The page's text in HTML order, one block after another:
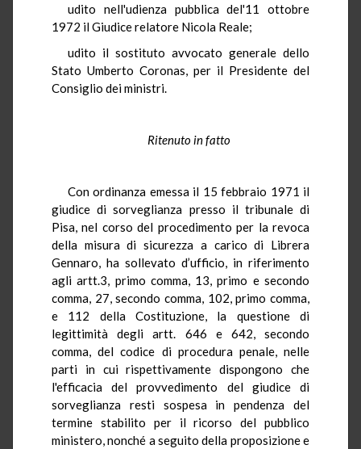
udito nell'udienza pubblica del'11 ottobre
1972 il Giudice relatore Nicola Reale;
udito il sostituto avvocato generale dello
Stato Umberto Coronas, per il Presidente del
Consiglio dei ministri.
Ritenuto in fatto
Con ordinanza emessa il 15 febbraio 1971 il
giudice di sorveglianza presso il tribunale di
Pisa, nel corso del procedimento per la revoca
della misura di sicurezza a carico di Librera
Gennaro, ha sollevato d’ufficio, in riferimento
agli artt.3, primo comma, 13, primo e secondo
comma, 27, secondo comma, 102, primo comma,
e 112 della Costituzione, la questione di
legittimità degli artt. 646 e 642, secondo
comma, del codice di procedura penale, nelle
parti in cui rispettivamente dispongono che
l'efficacia del provvedimento del giudice di
sorveglianza resti sospesa in pendenza del
termine stabilito per il ricorso del pubblico
ministero, nonché a seguito della proposizione e